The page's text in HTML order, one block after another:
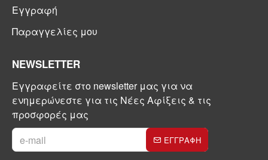
Εγγραφή
Παραγγελίες μου
NEWSLETTER
Εγγραφείτε στο newsletter μας για να
ενημερώνεστε για τις Νέες Αφίξεις & τις
προσφορές μας
ΕΓΓΡΑΦΗ